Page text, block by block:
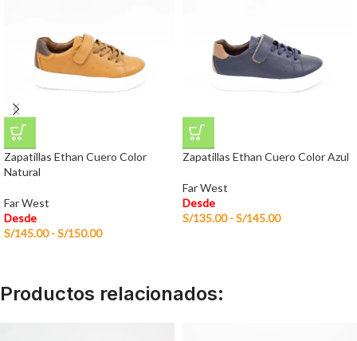
Zapatillas Ethan Cuero Color
Natural
Far West
Desde
S/145.00 -S/150.00
Zapatillas Ethan Cuero Color Azul
Far West
Desde
S/135.00 -S/145.00
Productos relacionados: